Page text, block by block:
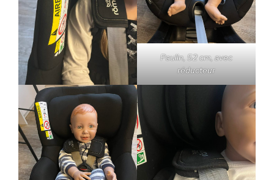
Paulin, 52 cm, avec
réducteur